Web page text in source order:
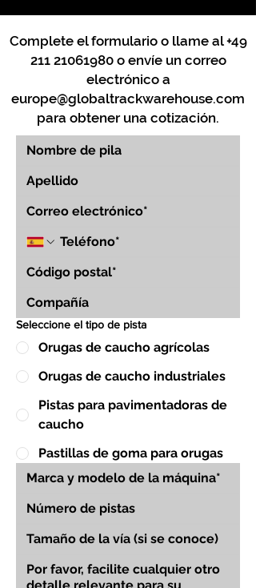
Complete el formulario o llame al+49
211 21061980o envíe un correo
electrónico a
europe@globaltrackwarehouse.com
para obtener una cotización.
Seleccione el tipo de pista
Orugas de caucho agrícolas
Orugas de caucho industriales
Pistas para pavimentadoras de
caucho
Pastillas de goma para orugas